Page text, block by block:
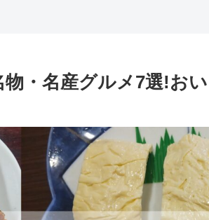
物・名産グルメ7選!お